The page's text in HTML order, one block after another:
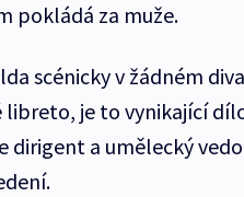
pokládá za muže.
scénicky v žádném
libreto, je to vynikající
dirigent a umělecký